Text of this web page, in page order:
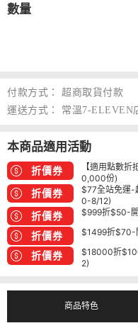
數量
付款方式：
超商取貨付款
運送方式：
常溫7-ELEVEN
本商品適用活動
折價券
【適用點數
0,000份)
折價券
$77全站免運-
0-8/12)
折價券 $999折$50-
折價券 $1499折$70-
折價券
$18000折
2)
商品特色